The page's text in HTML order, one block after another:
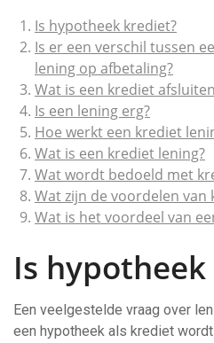
Is hypotheek krediet?
Is er een verschil tussen
lening op afbetaling?
Wat is een krediet
Is een lening erg?
Hoe werkt een krediet
Wat is een krediet lening?
Wat wordt bedoeld met
Wat zijn de voordelen van
Wat is het voordeel van
Is
Een veelgestelde vraag over
een hypotheek als krediet